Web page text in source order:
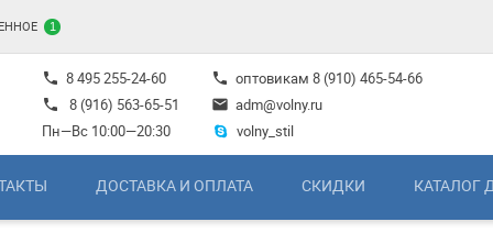
1
phone 8 495 255-24-60
phone
8 (916) 563-65-51
Пн—Вс 10:00—20:30
phone оптовикам 8 (910) 465-54-66
mail adm@volny.ru
volny_stil
ДОСТАВКА И ОПЛАТА СКИДКИ КАТАЛОГ